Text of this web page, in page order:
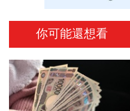
你可能還想看